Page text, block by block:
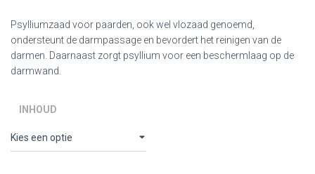
tot
€ 155,95
Psylliumzaad voor paarden, ook wel vlozaad genoemd,
ondersteunt de darmpassage en bevordert het reinigen van de
darmen. Daarnaast zorgt psyllium voor een beschermlaag op de
darmwand.
INHOUD